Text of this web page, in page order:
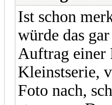
Ist schon
würde das
Auftrag einer
Kleinstserie,
Foto nach,